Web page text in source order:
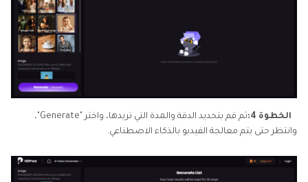
الخطوة 4:
ثم قم بتحديد الدقة والمدة التي تريدها، واختر "Generate"،
وانتظر حتى يتم معالجة الفيديو بالذكاء الاصطناعي.